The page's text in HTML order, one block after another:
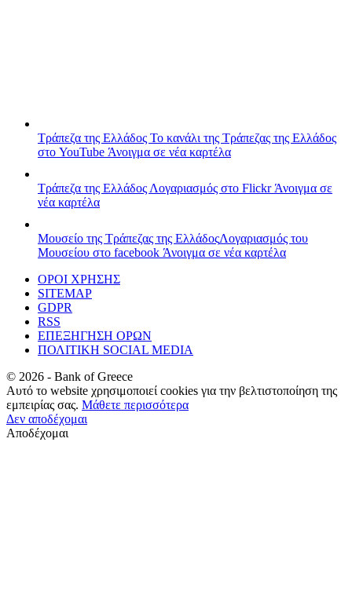
Τράπεζα της Ελλάδος Το κανάλι της Τράπεζας της Ελλάδος
στο YouTube Άνοιγμα σε νέα καρτέλα
Τράπεζα της Ελλάδος Λογαριασμός στο FlickrΆνοιγμα σε
νέα καρτέλα
Μουσείο της Τράπεζας της ΕλλάδοςΛογαριασμός του
Μουσείου στο facebook Άνοιγμα σε νέα καρτέλα
ΟΡΟΙ ΧΡΗΣΗΣ
SITEMAP
GDPR
RSS
ΕΠΕΞΗΓΗΣΗ ΟΡΩΝ
ΠΟΛΙΤΙΚΗ SOCIAL MEDIA
© 2026 - Bank of Greece
Αυτό το website χρησιμοποιεί cookies για την βελτιστοποίηση της
εμπειρίας σας. Μάθετε περισσότερα
Δεν αποδέχομαι
Αποδέχομαι